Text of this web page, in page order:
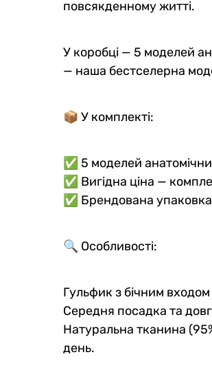
повсякденному житті.
У коробці — 5 моделей
— наша бестселерна
📦 У комплекті:
✅ 5 моделей
✅ Вигідна ціна —
✅ Брендована
🔍 Особливості:
Гульфик з бічним
Середня посадка та
Натуральна тканина
день.